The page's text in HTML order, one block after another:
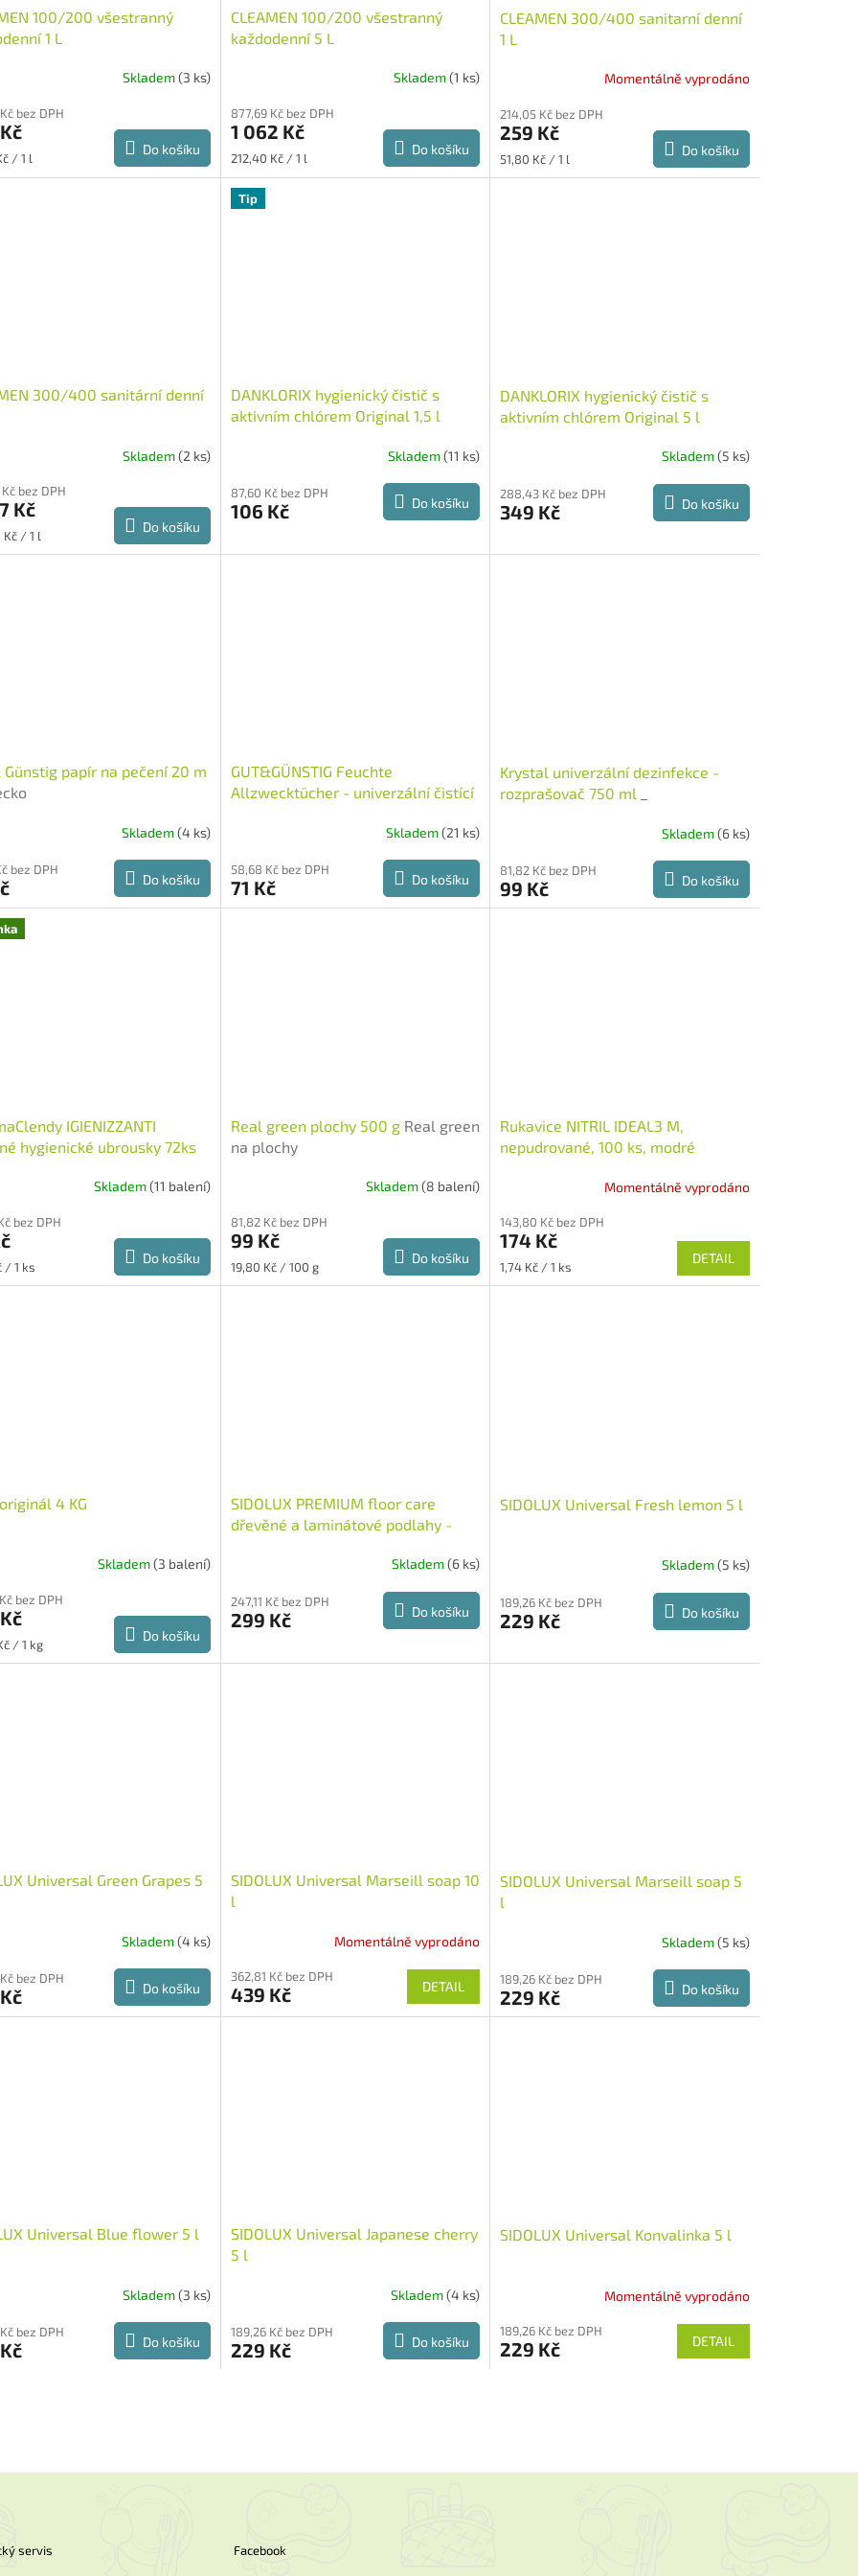
100/200 všestranný
1 L
Skladem(3 ks)
bez DPH
/ 1 l
Do košíku
CLEAMEN 100/200 všestranný
každodenní 5 L
Skladem(1 ks)
877,69 Kč bez DPH
1 062 Kč
Měrná
212,40 Kč / 1 l
Do košíku
CLEAMEN 300/400 sanitarní denní
1 L
Momentálně vyprodáno
214,05 Kč bez DPH
259 Kč
Měrná
cena:
51,80 Kč / 1 l
Do košíku
300/400 sanitární denní
Skladem(2 ks)
bez DPH
Kč
/ 1 l
Do košíku
Tip
DANKLORIX hygienický čistič s
aktivním chlórem Original 1,5 l
Skladem(11 ks)
87,60 Kč bez DPH
106 Kč Do košíku
DANKLORIX hygienický čistič s
aktivním chlórem Original 5 l
Skladem(5 ks)
288,43 Kč bez DPH
349 Kč Do košíku
Günstig papír na pečení 20 m
Skladem(4 ks)
bez DPH
Do košíku
GUT&GÜNSTIG Feuchte
Allzwecktücher - univerzální čistící
Skladem(21 ks)
58,68 Kč bez DPH
71 Kč Do košíku
Krystal univerzální dezinfekce -
rozprašovač 750 ml
Skladem(6 ks)
81,82 Kč bez DPH
99 Kč Do košíku
IGIENIZZANTI
hygienické ubrousky 72ks
Skladem(11 balení)
bez DPH
/ 1 ks
Do košíku
Real green plochy 500 g Real green
na plochy
Skladem(8 balení)
81,82 Kč bez DPH
99 Kč
Měrná
cena:
19,80 Kč / 100 g
Do košíku
Rukavice NITRIL IDEAL3 M,
nepudrované, 100 ks, modré
Momentálně vyprodáno
143,80 Kč bez DPH
174 Kč
Měrná
cena:
1,74 Kč / 1 ks
DETAIL
4 KG
Skladem(3 balení)
bez DPH
/ 1 kg
Do košíku
SIDOLUX PREMIUM floor care
dřevěné a laminátové podlahy -
Skladem(6 ks)
247,11 Kč bez DPH
299 Kč Do košíku
SIDOLUX Universal Fresh lemon 5 l
Skladem(5 ks)
189,26 Kč bez DPH
229 Kč Do košíku
Universal Green Grapes 5
Skladem(4 ks)
bez DPH
Do košíku
SIDOLUX Universal Marseill soap 10
l
Momentálně vyprodáno
362,81 Kč bez DPH
439 Kč DETAIL
SIDOLUX Universal Marseill soap 5
l
Skladem(5 ks)
189,26 Kč bez DPH
229 Kč Do košíku
Universal Blue flower 5 l
Skladem(3 ks)
bez DPH
Do košíku
SIDOLUX Universal Japanese cherry
5 l
Skladem(4 ks)
189,26 Kč bez DPH
229 Kč Do košíku
SIDOLUX Universal Konvalinka 5 l
Momentálně vyprodáno
189,26 Kč bez DPH
229 Kč DETAIL
d
servis Facebook